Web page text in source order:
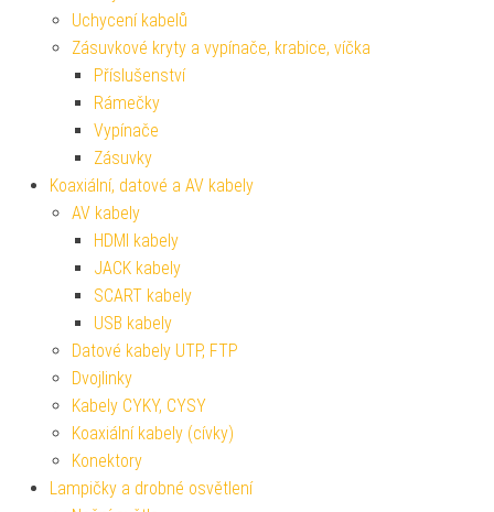
Uchycení kabelů
Zásuvkové kryty a vypínače, krabice, víčka
Příslušenství
Rámečky
Vypínače
Zásuvky
Koaxiální, datové a AV kabely
AV kabely
HDMI kabely
JACK kabely
SCART kabely
USB kabely
Datové kabely UTP, FTP
Dvojlinky
Kabely CYKY, CYSY
Koaxiální kabely (cívky)
Konektory
Lampičky a drobné osvětlení